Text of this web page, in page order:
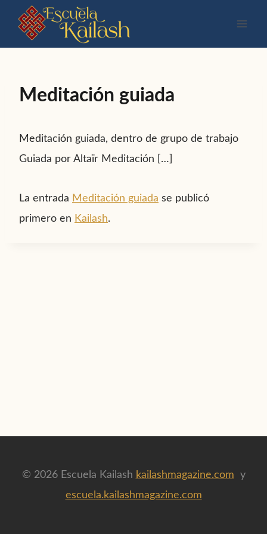
Saltar
contenido
Meditación guiada
Meditación guiada, dentro de grupo de trabajo
Guiada por Altaïr Meditación […]
La entrada Meditación guiada se publicó
primero en Kailash.
© 2026 Escuela Kailash kailashmagazine.com y
escuela.kailashmagazine.com